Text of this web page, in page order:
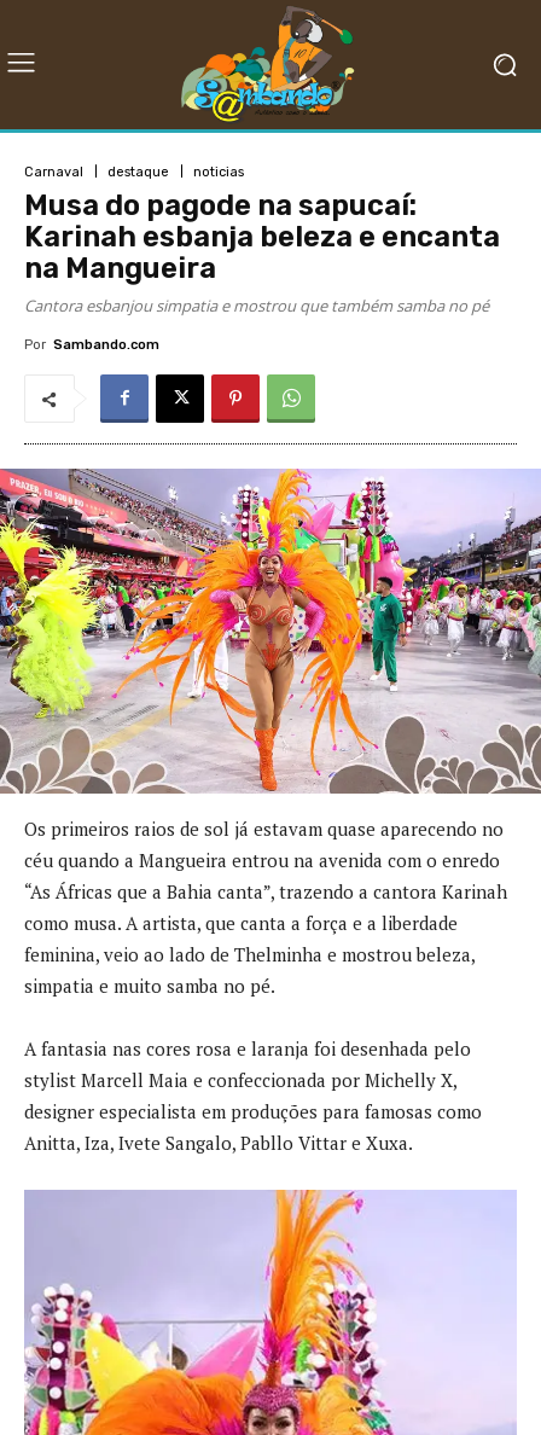
Carnaval destaque noticias
Musa do pagode na sapucaí:
Karinah esbanja beleza e encanta
na Mangueira
Cantora esbanjou simpatia e mostrou que também samba no pé
Por Sambando.com
Os primeiros raios de sol já estavam quase aparecendo no
céu quando a Mangueira entrou na avenida com o enredo
“As Áfricas que a Bahia canta”, trazendo a cantora Karinah
como musa. A artista, que canta a força e a liberdade
feminina, veio ao lado de Thelminha e mostrou beleza,
simpatia e muito samba no pé.
A fantasia nas cores rosa e laranja foi desenhada pelo
stylist Marcell Maia e confeccionada por Michelly X,
designer especialista em produções para famosas como
Anitta, Iza, Ivete Sangalo, Pabllo Vittar e Xuxa.